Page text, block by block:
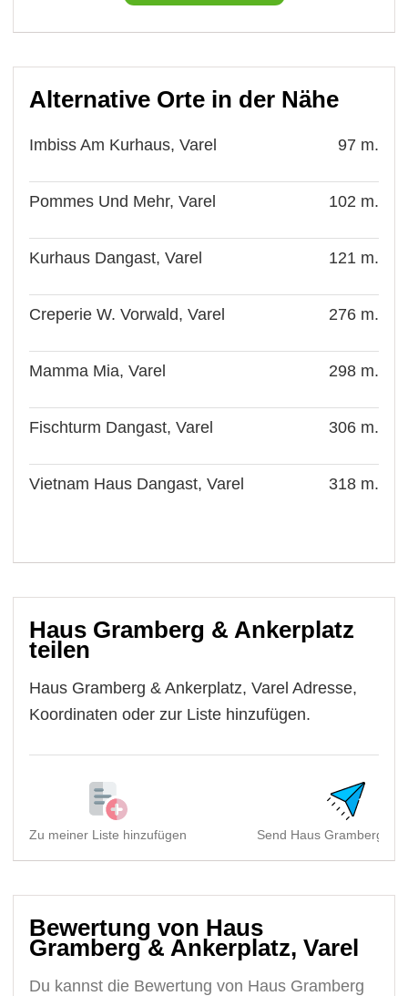
Alternative Orte in der Nähe
Imbiss Am Kurhaus, Varel 97 m.
Pommes Und Mehr, Varel 102 m.
Kurhaus Dangast, Varel 121 m.
Creperie W. Vorwald, Varel 276 m.
Mamma Mia, Varel 298 m.
Fischturm Dangast, Varel 306 m.
Vietnam Haus Dangast, Varel 318 m.
Haus Gramberg & Ankerplatz
teilen
Haus Gramberg & Ankerplatz, Varel Adresse,
Koordinaten oder zur Liste hinzufügen.
Zu meiner Liste hinzufügen Send Haus Gramberg &
Bewertung von Haus
Gramberg & Ankerplatz, Varel
Du kannst die Bewertung von Haus Gramberg